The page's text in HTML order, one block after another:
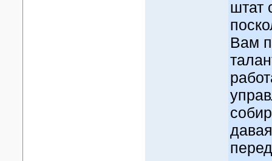
штат
Вам